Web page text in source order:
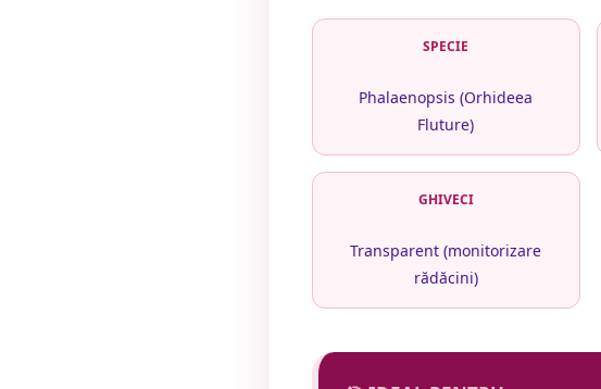
SPECIE
Phalaenopsis (Orhideea
Fluture)
GHIVECI
Transparent (monitorizare
rădăcini)